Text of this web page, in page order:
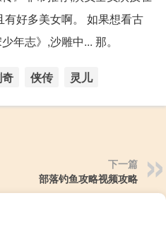
好多美女啊。 如果想看古
年志》,沙雕中... 那。
侠传 灵儿
下一篇
部落钓鱼攻略视频攻略